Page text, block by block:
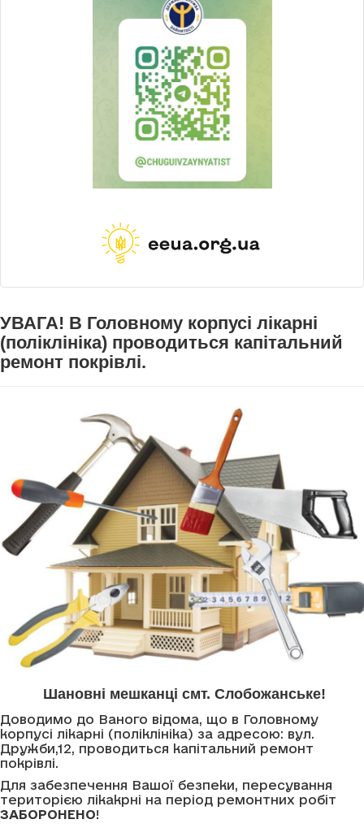
УВАГА! В Головному корпусі лікарні
(поліклініка) проводиться капітальний
ремонт покрівлі.
Шановні мешканці смт. Слобожанське!
Доводимо до Ваного відома, що в Головному
корпусі лікарні (поліклініка) за адресою: вул.
Дружби,12, проводиться капітальний ремонт
покрівлі.
Для забезпечення Вашої безпеки, пересування
територією лікакрні на період ремонтних робіт
ЗАБОРОНЕНО!